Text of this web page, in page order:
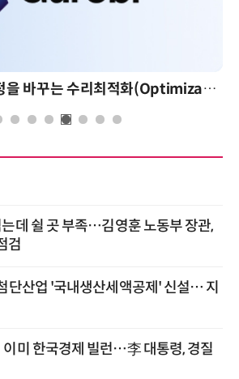
AI 시대의 의사결정을 바꾸는 수리최적화(Optimization): 실제 산업 적용 사례와 활용 전략
데 쉴 곳 부족…김영훈 노동부 장관,
검
단산업 '국내생산세액공제' 신설… 지
이미 한국경제 빌런…李 대통령, 경질